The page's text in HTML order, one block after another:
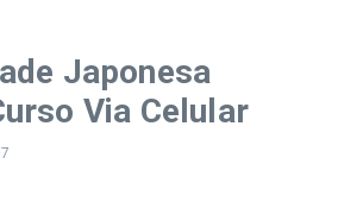
Japonesa
Via Celular